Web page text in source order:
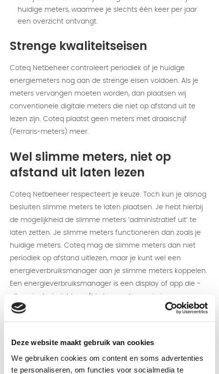
Deze website maakt gebruik van cookies
We gebruiken cookies om content en soms advertenties
te personaliseren, om functies voor socialmedia te
huidige meters, waarmee je slechts één keer per jaar
een overzicht ontvangt.
Strenge kwaliteitseisen
Coteq Netbeheer controleert periodiek of je huidige
energiemeters nog aan de strenge eisen voldoen. Als je
meters vervangen moeten worden, dan plaatsen wij
conventionele digitale meters die niet op afstand uit te
lezen zijn. Coteq plaatst geen meters met draaischijf
(Ferraris-meters) meer.
Wel slimme meters, niet op
afstand uit laten lezen
Coteq Netbeheer respecteert je keuze. Toch kun je alsnog
besluiten slimme meters te laten plaatsen. Je hebt hierbij
de mogelijkheid de slimme meters ‘administratief uit’ te
laten zetten. Je slimme meters functioneren dan zoals je
huidige meters. Coteq mag de slimme meters dan niet
periodiek op afstand uitlezen, maar je kunt wel een
energieverbruiksmanager aan je slimme meters koppelen.
Een energieverbruiksmanager is een display of app die -
alleen jou! - inzicht geeft in hoeveel energie je op een
bepaald moment verbruikt. Dit inzicht kan je helpen
energie te besparen. Lees meer over
Als de slimme meters ‘administratief uit’ staan, dien je nog
steeds zelf jaarlijks je meterstanden door te geven. Ook